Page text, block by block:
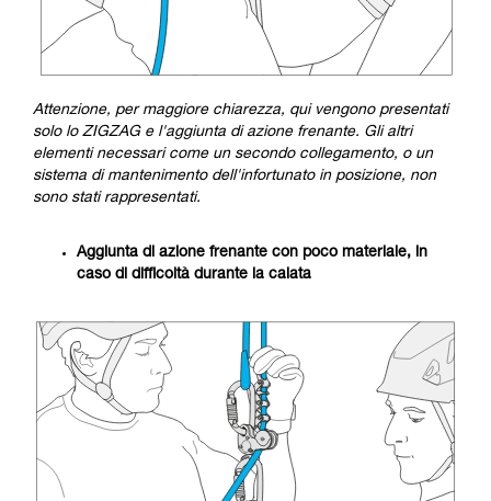
Attenzione, per maggiore chiarezza, qui vengono presentati
solo lo ZIGZAG e l'aggiunta di azione frenante. Gli altri
elementi necessari come un secondo collegamento, o un
sistema di mantenimento dell'infortunato in posizione, non
sono stati rappresentati.
Aggiunta di azione frenante con poco materiale, in
caso di difficoltà durante la calata